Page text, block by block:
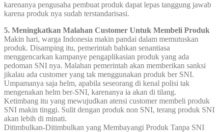
karenanya pengusaha pembuat produk dapat lepas tanggung jawab
karena produk nya sudah terstandarisasi.
5. Meningkatkan Malahan Customer Untuk Membeli Produk
Makin hari, warga Indonesia makin pandai dalam memutuskan
produk. Disamping itu, pemerintah bahkan senantiasa
menggencarkan kampanye pengaplikasian produk yang ada
pedoman SNI nya. Malahan pemerintah akan memberikan sanksi
jikalau ada customer yang tak menggunakan produk ber SNI.
Umpamanya saja helm, apabila seseorang di kenal polisi tak
mengenakan helm ber-SNI, karenanya ia akan di tilang.
Ketimbang itu yang mewujudkan atensi customer membeli produk
SNI makin tinggi. Sulit dengan produk non SNI, terang produk SNI
akan lebih di minati.
Ditimbulkan-Ditimbulkan yang Membayangi Produk Tanpa SNI